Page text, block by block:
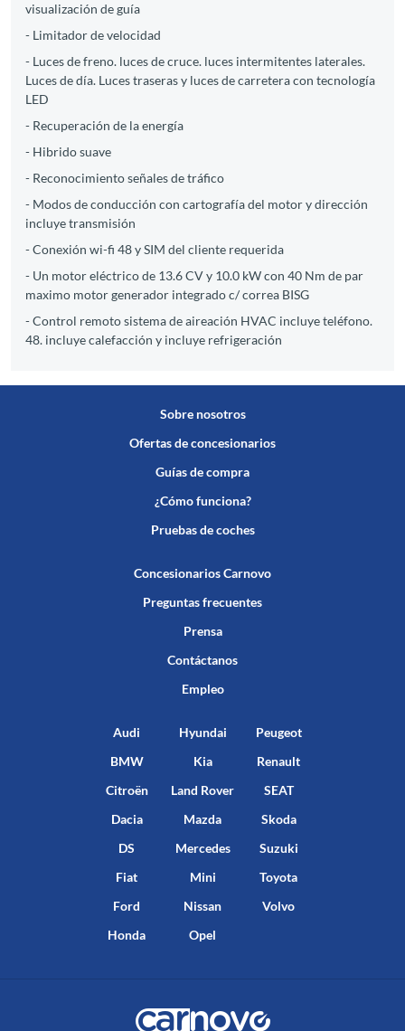
visualización de guía
- Limitador de velocidad
- Luces de freno. luces de cruce. luces intermitentes laterales.
Luces de día. Luces traseras y luces de carretera con tecnología
LED
- Recuperación de la energía
- Hibrido suave
- Reconocimiento señales de tráfico
- Modos de conducción con cartografía del motor y dirección
incluye transmisión
- Conexión wi-fi 48 y SIM del cliente requerida
- Un motor eléctrico de 13.6 CV y 10.0 kW con 40 Nm de par
maximo motor generador integrado c/ correa BISG
- Control remoto sistema de aireación HVAC incluye teléfono.
48. incluye calefacción y incluye refrigeración
Sobre nosotros
Ofertas de concesionarios
Guías de compra
¿Cómo funciona?
Pruebas de coches
Concesionarios Carnovo
Preguntas frecuentes
Prensa
Contáctanos
Empleo
Audi
BMW
Citroën
Dacia
DS
Fiat
Ford
Honda
Hyundai
Kia
Land Rover
Mazda
Mercedes
Mini
Nissan
Opel
Peugeot
Renault
SEAT
Skoda
Suzuki
Toyota
Volvo